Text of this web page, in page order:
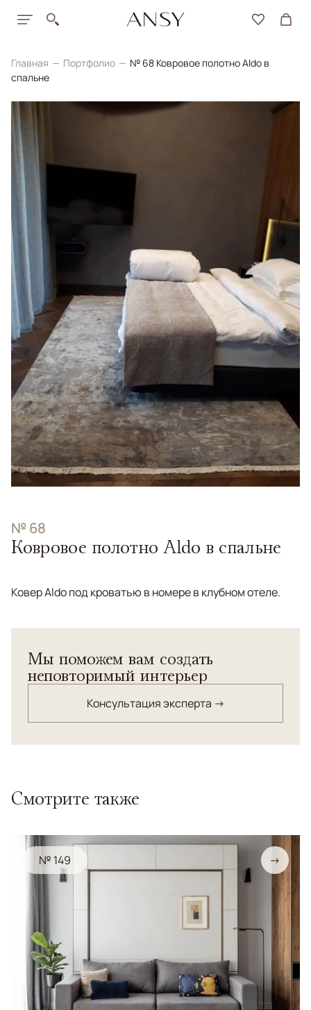
Главная Портфолио
№ 68 Ковровое полотно Aldo в
спальне
№ 68
Ковровое полотно Aldo в спальне
Ковер Aldo под кроватью в номере в клубном отеле.
Мы поможем вам создать
неповторимый интерьер
Консультация эксперта →
Смотрите также
№ 149 →